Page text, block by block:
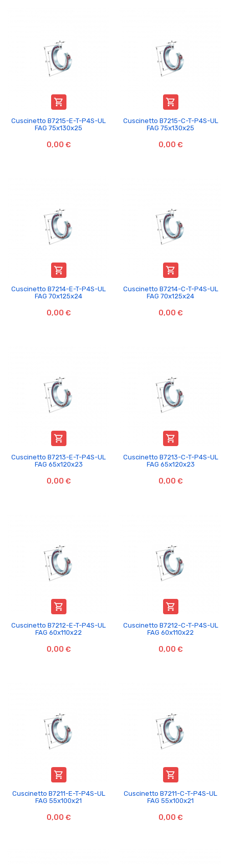

Cuscinetto B7215-E-T-P4S-UL
FAG 75x130x25
0,00 €

Cuscinetto B7215-C-T-P4S-UL
FAG 75x130x25
0,00 €

Cuscinetto B7214-E-T-P4S-UL
FAG 70x125x24
0,00 €

Cuscinetto B7214-C-T-P4S-UL
FAG 70x125x24
0,00 €

Cuscinetto B7213-E-T-P4S-UL
FAG 65x120x23
0,00 €

Cuscinetto B7213-C-T-P4S-UL
FAG 65x120x23
0,00 €

Cuscinetto B7212-E-T-P4S-UL
FAG 60x110x22
0,00 €

Cuscinetto B7212-C-T-P4S-UL
FAG 60x110x22
0,00 €

Cuscinetto B7211-E-T-P4S-UL
FAG 55x100x21
0,00 €

Cuscinetto B7211-C-T-P4S-UL
FAG 55x100x21
0,00 €